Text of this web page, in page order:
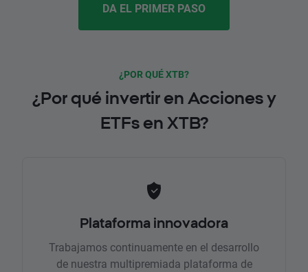
DA EL PRIMER PASO
¿POR QUÉ XTB?
¿Por qué invertir en Acciones y
ETFs en XTB?
Plataforma innovadora
Trabajamos continuamente en el desarrollo
de nuestra multipremiada plataforma de